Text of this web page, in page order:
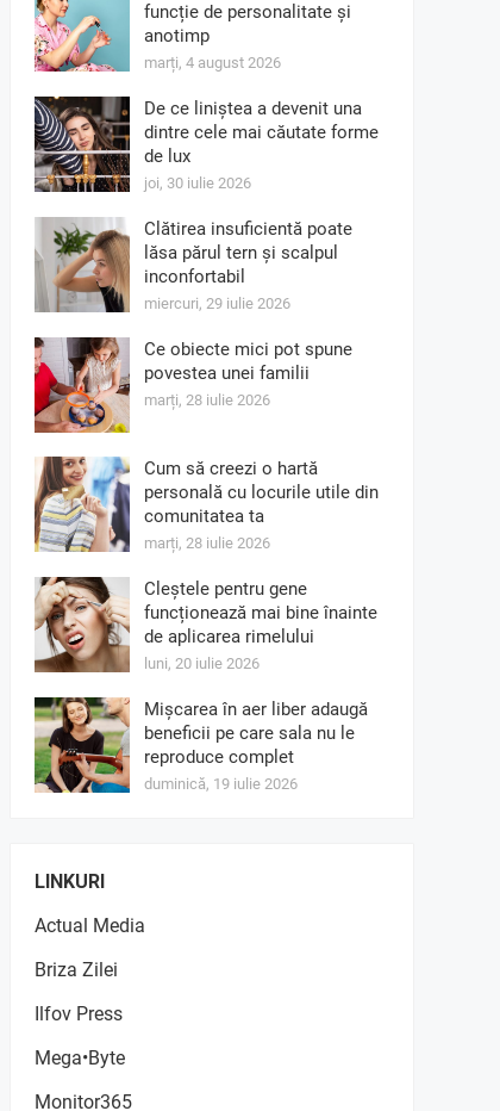
funcție de personalitate și
anotimp
marți, 4 august 2026
De ce liniștea a devenit una
dintre cele mai căutate forme
de lux
joi, 30 iulie 2026
Clătirea insuficientă poate
lăsa părul tern și scalpul
inconfortabil
miercuri, 29 iulie 2026
Ce obiecte mici pot spune
povestea unei familii
marți, 28 iulie 2026
Cum să creezi o hartă
personală cu locurile utile din
comunitatea ta
marți, 28 iulie 2026
Cleștele pentru gene
funcționează mai bine înainte
de aplicarea rimelului
luni, 20 iulie 2026
Mișcarea în aer liber adaugă
beneficii pe care sala nu le
reproduce complet
duminică, 19 iulie 2026
LINKURI
Actual Media
Briza Zilei
Ilfov Press
Mega•Byte
Monitor365